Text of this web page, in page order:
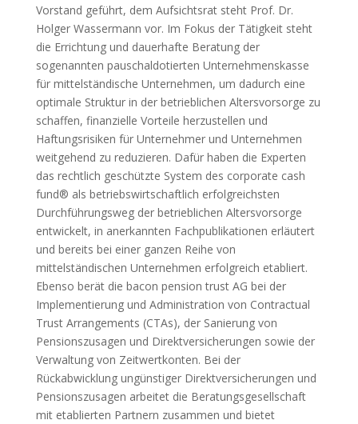
Vorstand geführt, dem Aufsichtsrat steht Prof. Dr.
Holger Wassermann vor. Im Fokus der Tätigkeit steht
die Errichtung und dauerhafte Beratung der
sogenannten pauschaldotierten Unternehmenskasse
für mittelständische Unternehmen, um dadurch eine
optimale Struktur in der betrieblichen Altersvorsorge zu
schaffen, finanzielle Vorteile herzustellen und
Haftungsrisiken für Unternehmer und Unternehmen
weitgehend zu reduzieren. Dafür haben die Experten
das rechtlich geschützte System des corporate cash
fund® als betriebswirtschaftlich erfolgreichsten
Durchführungsweg der betrieblichen Altersvorsorge
entwickelt, in anerkannten Fachpublikationen erläutert
und bereits bei einer ganzen Reihe von
mittelständischen Unternehmen erfolgreich etabliert.
Ebenso berät die bacon pension trust AG bei der
Implementierung und Administration von Contractual
Trust Arrangements (CTAs), der Sanierung von
Pensionszusagen und Direktversicherungen sowie der
Verwaltung von Zeitwertkonten. Bei der
Rückabwicklung ungünstiger Direktversicherungen und
Pensionszusagen arbeitet die Beratungsgesellschaft
mit etablierten Partnern zusammen und bietet